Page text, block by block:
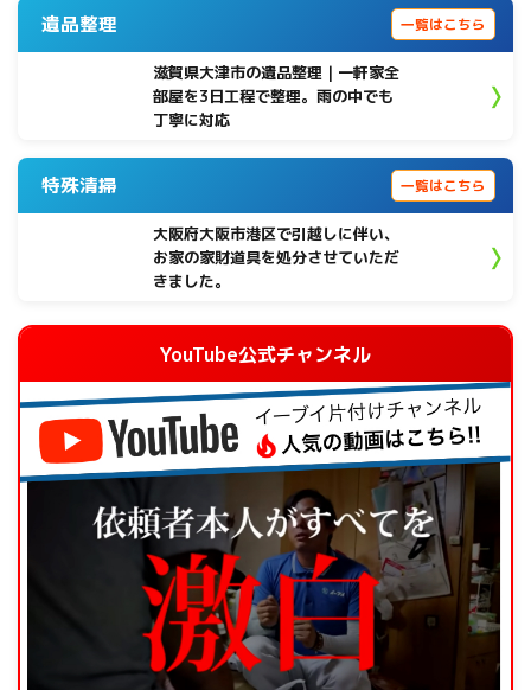
遺品整理 一覧はこちら
滋賀県大津市の遺品整理｜一軒家全
部屋を3日工程で整理。雨の中でも
丁寧に対応
特殊清掃 一覧はこちら
大阪府大阪市港区で引越しに伴い、
お家の家財道具を処分させていただ
きました。
YouTube公式チャンネル